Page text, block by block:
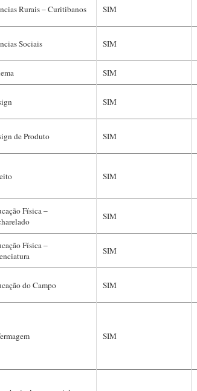
Rurais – Curitibanos SIM
Sociais SIM
SIM
SIM
de Produto SIM
SIM
Física –
SIM
Física –
SIM
do Campo SIM
SIM